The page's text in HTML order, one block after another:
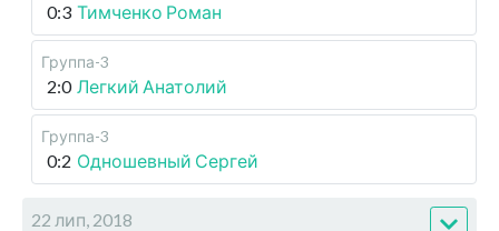
0:3 Тимченко Роман
Группа-3
2:0 Легкий Анатолий
Группа-3
0:2 Одношевный Сергей
22 лип, 2018